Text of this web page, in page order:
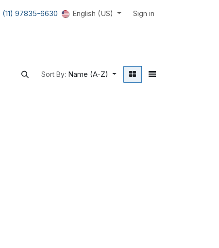
(11) 97835-6630 English (US) Sign in
Sort By: Name (A-Z)